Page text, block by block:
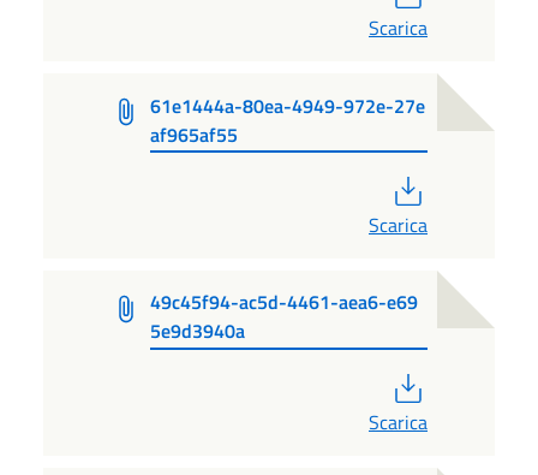
Scarica
61e1444a-80ea-4949-972e-27e
af965af55
Scarica
49c45f94-ac5d-4461-aea6-e69
5e9d3940a
Scarica